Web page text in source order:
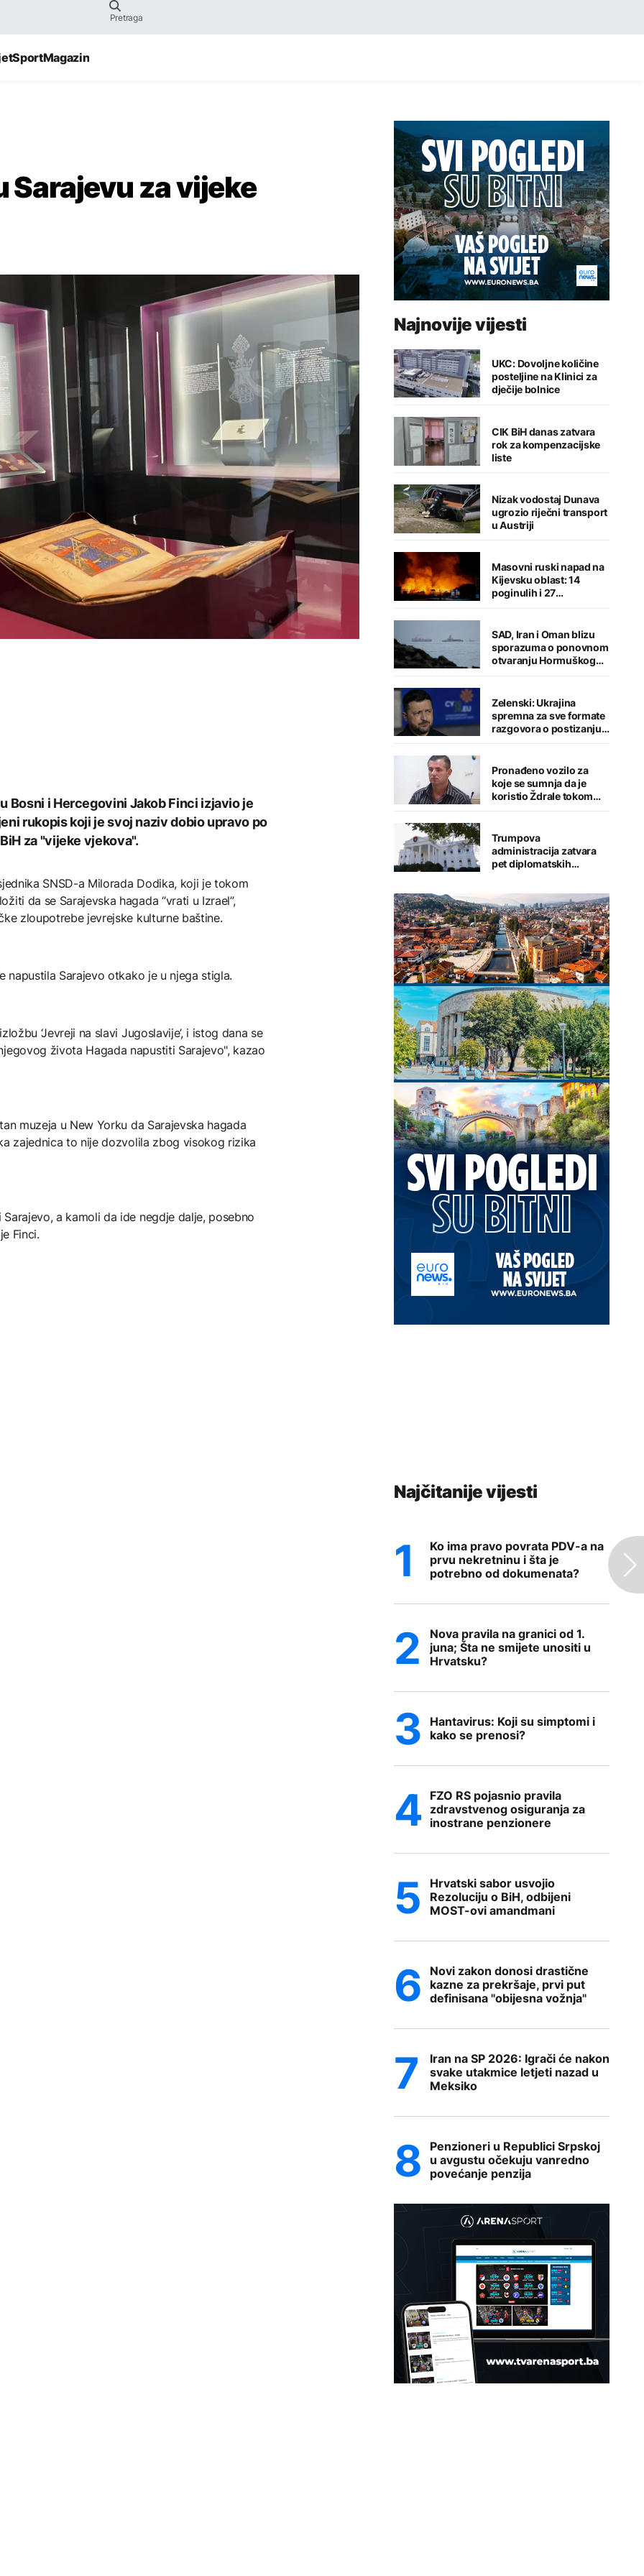
SportMagazin
Sarajevu za vijeke
Bosni i Hercegovini Jakob Finci izjavio je
rukopis koji je svoj naziv dobio upravo po
za "vijeke vjekova".
SNSD-a Milorada Dodika, koji je tokom
da se Sarajevska hagada “vrati u Izrael”,
zloupotrebe jevrejske kulturne baštine.
napustila Sarajevo otkako je u njega stigla.
‘Jevreji na slavi Jugoslavije’, i istog dana se
života Hagada napustiti Sarajevo", kazao
muzeja u New Yorku da Sarajevska hagada
zajednica to nije dozvolila zbog visokog rizika
a kamoli da ide negdje dalje, posebno
Finci.
Najnovije vijesti
UKC: Dovoljne količine
posteljine na Klinici za
dječije bolnice
CIK BiH danas zatvara
rok za kompenzacijske
liste
Nizak vodostaj Dunava
ugrozio riječni transport
u Austriji
Masovni ruski napad na
Kijevsku oblast: 14
poginulih i 27
povrijeđenih
SAD, Iran i Oman blizu
sporazuma o ponovnom
otvaranju Hormuškog
moreuza
Zelenski: Ukrajina
spremna za sve formate
razgovora o postizanju
mira
Pronađeno vozilo za
koje se sumnja da je
koristio Ždrale tokom
pucnjave
Trumpova
administracija zatvara
pet diplomatskih
Najčitanije vijesti
Ko ima pravo povrata PDV-a na
prvu nekretninu i šta je
potrebno od dokumenata?
Nova pravila na granici od 1.
juna; Šta ne smijete unositi u
Hrvatsku?
Hantavirus: Koji su simptomi i
kako se prenosi?
FZO RS pojasnio pravila
zdravstvenog osiguranja za
inostrane penzionere
Hrvatski sabor usvojio
Rezoluciju o BiH, odbijeni
MOST-ovi amandmani
Novi zakon donosi drastične
kazne za prekršaje, prvi put
definisana "obijesna vožnja"
Iran na SP 2026: Igrači će nakon
svake utakmice letjeti nazad u
Meksiko
Penzioneri u Republici Srpskoj
u avgustu očekuju vanredno
povećanje penzija